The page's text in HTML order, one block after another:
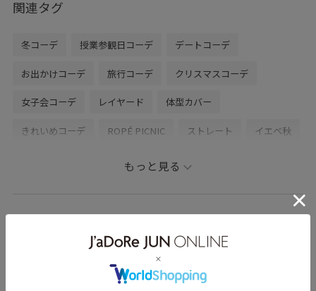
関連タグ
冬コーデ 授業参観日コーデ デートコーデ
お出かけコーデ 旅行コーデ クリスマスコーデ
女子会コーデ レイヤード 体型カバー
きれいめコーデ ROPÉ PICNIC ストレート イエベ秋
トップス ニット/セーター
バッグ ボストンバッグ シューズ バレエシューズ
GDL55040 GDM55150 GIA35000
1127PICTS 25AW10 25AW15
もっと見る